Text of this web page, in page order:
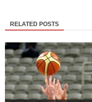
RELATED POSTS